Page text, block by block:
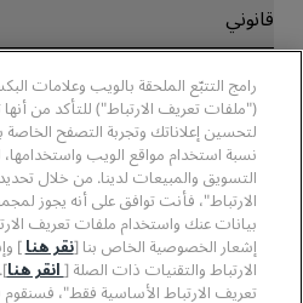
تطبيق فنادق راديسون
الفنادق المعتمدة في مجال الرياضة
فنادق مناسبة للعائلات
الصحة والسلامة
مجموعة فنادق راديسون
وسائل الإعلام
الوظائف، مجموعة فنادق PPHE
الوظائف في مجموعة فنادق EHL
The Club by RHG
فرص التنمية
الأعمال المسؤولة
المشتريات
قانوني
الإشعار القانوني
شروط برنامج Radisson Rewards وأحكامه
اتفاقية استخدام الموقع
سهولة التصفح الرقمي
بيان الرق ّ المعاصر
مساعدة
تنبيهات للمستهلكين
بيانات الاتصال
الأسئلة الشائعة
خريطة الموقع
وسائل التواصل الاجتماعي
علامات فنادق راديسون التجارية
رامج التتبّع الملحقة بالويب وعلامات
("ملفات تعريف الارتباط") للتأكد من
لتحسين إعلاناتك وتجربة التصفح
نسبة استخدام مواقع الويب واستخدامها،
التسويق والمبيعات لدينا. من خلال
الارتباط"، فأنت توافق على أنه يجوز
بيانات عنك واستخدام ملفات تعريف
إشعار الخصوصية الخاص بنا [نقر هنا ]
الارتباط والتقنيات ذات الصلة [ انقر هنا
تعريف الارتباط الأساسية فقط"،